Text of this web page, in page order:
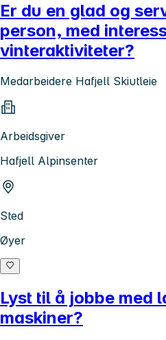
Er du en glad og
person, med
vinteraktiviteter?
Medarbeidere Hafjell Skiutleie
Arbeidsgiver
Hafjell Alpinsenter
Sted
Øyer
Lyst til å jobbe med
maskiner?